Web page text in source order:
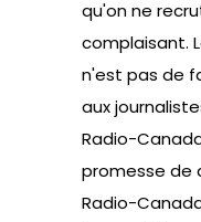
qu'on ne
complaisant.
n'est pas de
aux
Radio-
promesse de
Radio-